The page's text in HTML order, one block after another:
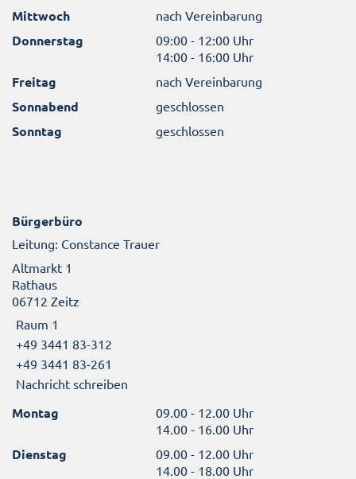
Mittwoch nach Vereinbarung
Donnerstag
09:00 - 12:00 Uhr
14:00 - 16:00 Uhr
Freitag nach Vereinbarung
Sonnabend geschlossen
Sonntag geschlossen
Bürgerbüro
Leitung: Constance Trauer
Altmarkt 1
Rathaus
06712 Zeitz
Raum 1
+49 3441 83-312
+49 3441 83-261
Nachricht schreiben
Montag
09.00 - 12.00 Uhr
14.00 - 16.00 Uhr
Dienstag
09.00 - 12.00 Uhr
14.00 - 18.00 Uhr